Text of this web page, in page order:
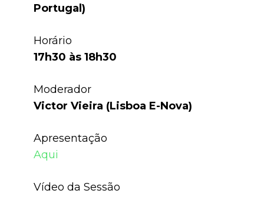
Portugal)
Horário
17h30 às 18h30
Moderador
Victor Vieira (Lisboa E-Nova)
Apresentação
Aqui
Vídeo da Sessão